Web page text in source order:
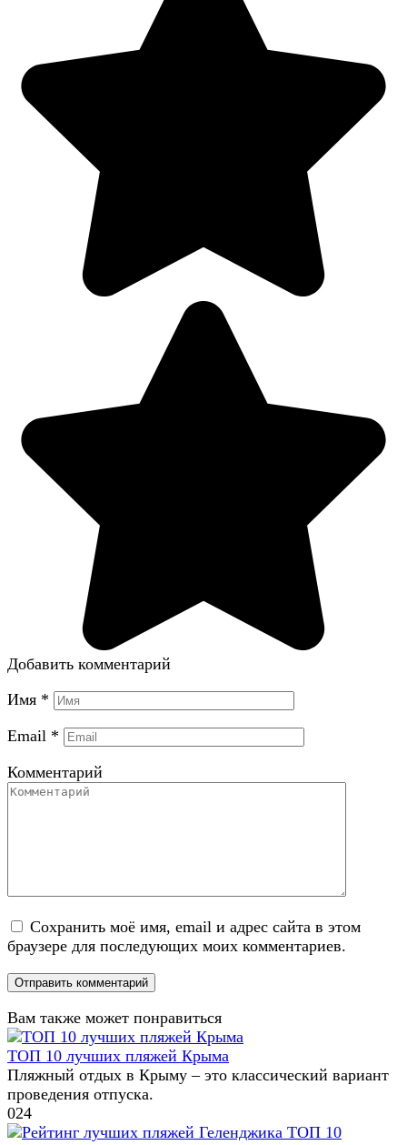
Добавить комментарий
Имя *
Email *
Комментарий
Сохранить моё имя, email и адрес сайта в этом
браузере для последующих моих комментариев.
Вам также может понравиться
ТОП 10 лучших пляжей Крыма
Пляжный отдых в Крыму – это классический вариант
проведения отпуска.
024